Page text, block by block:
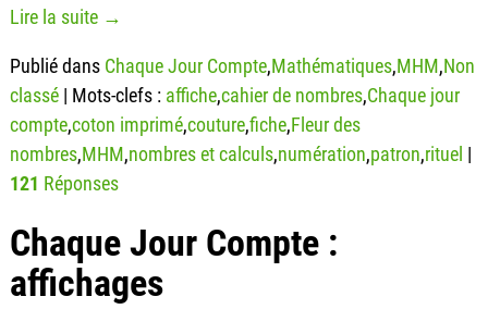
Lire la suite →
Publié dans Chaque Jour Compte,Mathématiques,MHM,Non
classé| Mots-clefs : affiche,cahier de nombres,Chaque jour
compte,coton imprimé,couture,fiche,Fleur des
nombres,MHM,nombres et calculs,numération,patron,rituel |
121 Réponses
Chaque Jour Compte :
affichages